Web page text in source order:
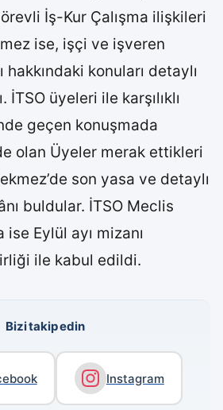
İş-Kur Çalışma ilişkileri
ise, işçi ve işveren
konuları detaylı
üyeleri ile karşılıklı
geçen konuşmada
olan Üyeler merak ettikleri
son yasa ve detaylı
buldular. İTSO Meclis
Eylül ayı mizanı
ile kabul edildi.
Bizi takip edin
Instagram